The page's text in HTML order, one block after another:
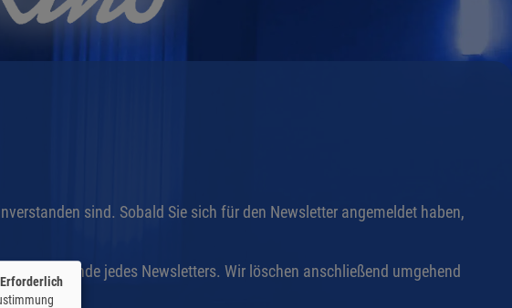
sind. Sobald Sie sich für den Newsletter angemeldet haben,
Sie am Ende jedes Newsletters. Wir löschen anschließend umgehend
Erforderlich